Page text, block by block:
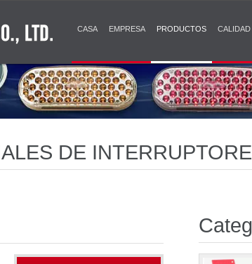
CASA EMPRESA PRODUCTOS CALIDAD
DE